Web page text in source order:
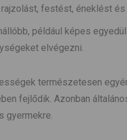
rajzolást, festést, éneklést
például képes
elvégezni.
természetesen
fejlődik. Azonban
gyermekre.